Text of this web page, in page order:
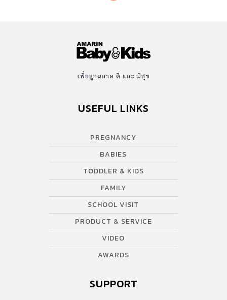
เพื่อลูกฉลาด ดี และ มีสุข
USEFUL LINKS
PREGNANCY
BABIES
TODDLER & KIDS
FAMILY
SCHOOL VISIT
PRODUCT & SERVICE
VIDEO
AWARDS
SUPPORT